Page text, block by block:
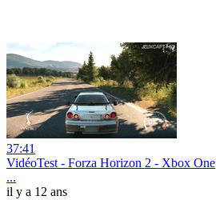
37:41
VidéoTest - Forza Horizon 2 - Xbox One
...
il y a 12 ans